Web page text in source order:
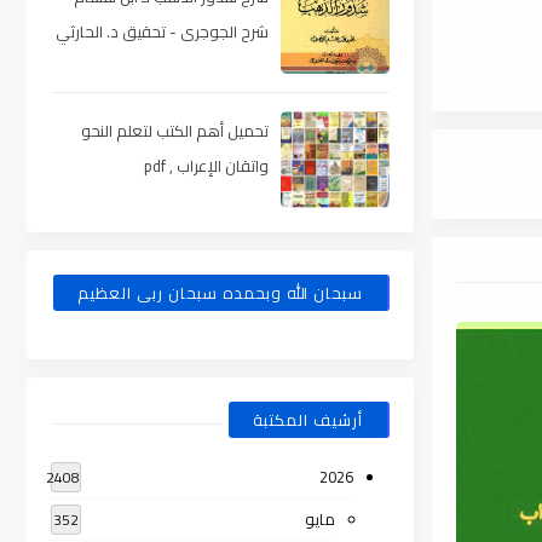
شرح الجوجرى - تحقيق د. الحارثي
تحميل أهم الكتب لتعلم النحو
واتقان الإعراب , pdf
سبحان الله وبحمده سبحان ربى العظيم
أرشيف المكتبة
2026
2408
مايو 352